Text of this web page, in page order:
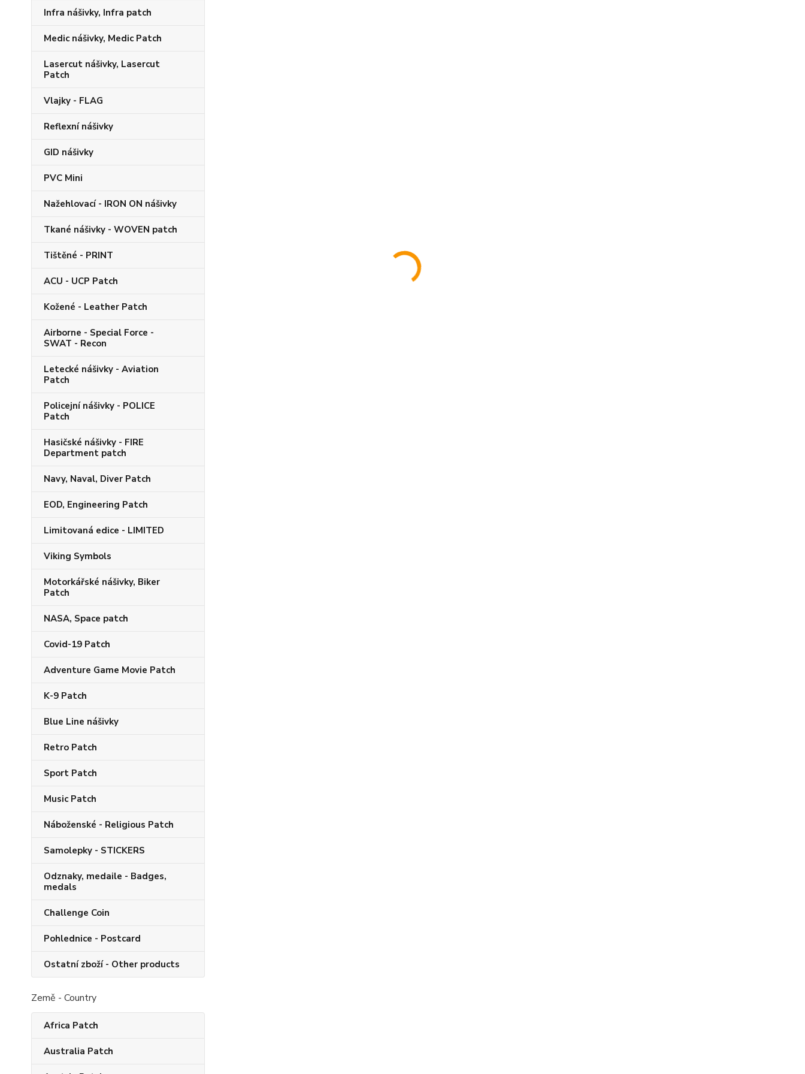
Infra nášivky, Infra patch
Medic nášivky, Medic Patch
Lasercut nášivky, Lasercut
Patch
Vlajky - FLAG
Reflexní nášivky
GID nášivky
PVC Mini
Nažehlovací - IRON ON nášivky
Tkané nášivky - WOVEN patch
Tištěné - PRINT
ACU - UCP Patch
Kožené - Leather Patch
Airborne - Special Force -
SWAT - Recon
Letecké nášivky - Aviation
Patch
Policejní nášivky - POLICE
Patch
Hasičské nášivky - FIRE
Department patch
Navy, Naval, Diver Patch
EOD, Engineering Patch
Limitovaná edice - LIMITED
Viking Symbols
Motorkářské nášivky, Biker
Patch
NASA, Space patch
Covid-19 Patch
Adventure Game Movie Patch
K-9 Patch
Blue Line nášivky
Retro Patch
Sport Patch
Music Patch
Náboženské - Religious Patch
Samolepky - STICKERS
Odznaky, medaile - Badges,
medals
Challenge Coin
Pohlednice - Postcard
Ostatní zboží - Other products
Země - Country
Africa Patch
Australia Patch